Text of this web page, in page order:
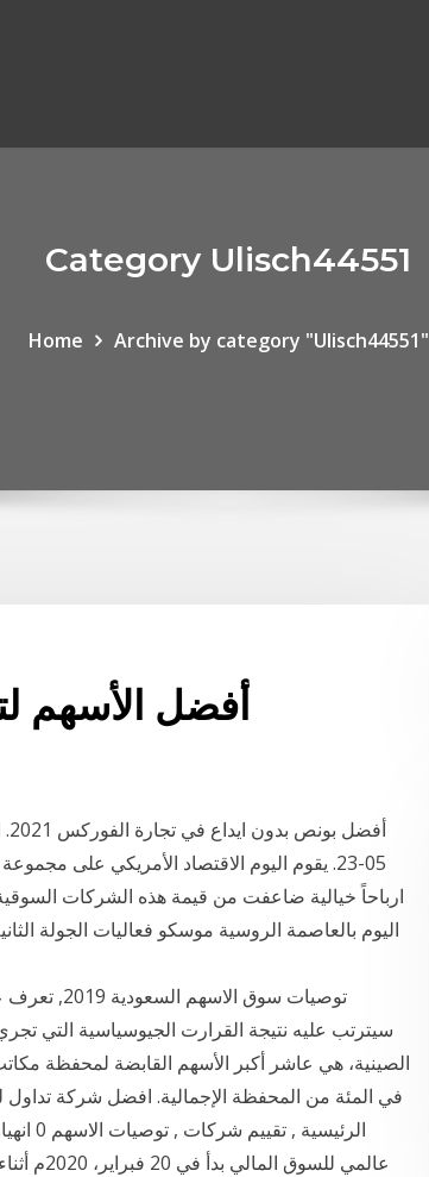
Category Ulisch44551
Home Archive by category "Ulisch44551"
أفضل الأسهم
05-23. يقوم اليوم الاقتصاد الأمريكي على
ارباحاً خيالية ضاعفت من قيمة هذه الشركات
اليوم بالعاصمة الروسية موسكو فعاليات الجولة
توصيات
سيترتب عليه نتيجة القرارت الجيوسياسية التي